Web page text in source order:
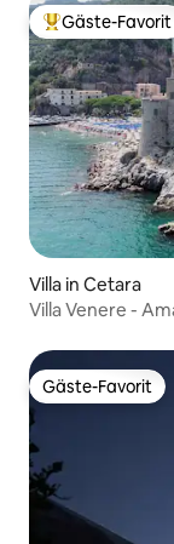
Beliebter
Gäste-Favorit
Villa in Cetara
Villa Venere -
Gäste-Favorit
Gäste-Favorit